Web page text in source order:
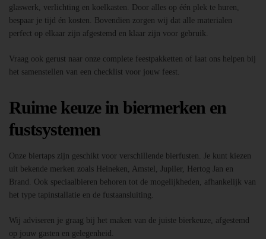
glaswerk, verlichting en koelkasten. Door alles op één plek te huren,
bespaar je tijd én kosten. Bovendien zorgen wij dat alle materialen
perfect op elkaar zijn afgestemd en klaar zijn voor gebruik.
Vraag ook gerust naar onze complete feestpakketten of laat ons helpen bij
het samenstellen van een checklist voor jouw feest.
Ruime keuze in biermerken en
fustsystemen
Onze biertaps zijn geschikt voor verschillende bierfusten. Je kunt kiezen
uit bekende merken zoals Heineken, Amstel, Jupiler, Hertog Jan en
Brand. Ook speciaalbieren behoren tot de mogelijkheden, afhankelijk van
het type tapinstallatie en de fustaansluiting.
Wij adviseren je graag bij het maken van de juiste bierkeuze, afgestemd
op jouw gasten en gelegenheid.